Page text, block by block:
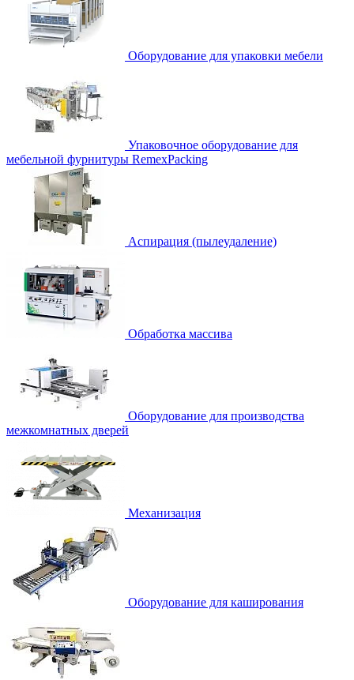
Оборудование для упаковки мебели
Упаковочное оборудование для
мебельной фурнитуры RemexPacking
Аспирация (пылеудаление)
Обработка массива
Оборудование для производства
межкомнатных дверей
Механизация
Оборудование для каширования